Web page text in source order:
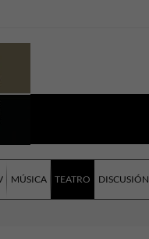
MÚSICA TEATRO DISCUSIÓN